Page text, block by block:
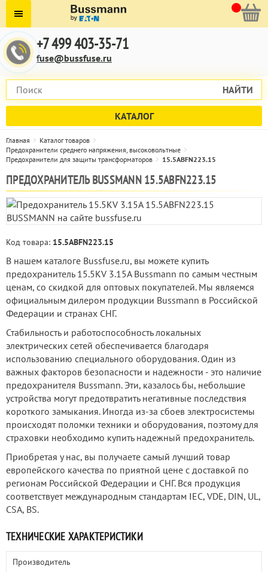
+7 499 403-35-71
fuse@bussfuse.ru
НАЙТИ
КАТАЛОГ
Главная
Каталог товаров
Предохранители среднего напряжения, высоковольтные
Предохранители для защиты трансформаторов
15.5ABFN223.15
ПРЕДОХРАНИТЕЛЬ BUSSMANN 15.5ABFN223.15
Код товара: 15.5ABFN223.15
В нашем каталоге Bussfuse.ru, вы можете купить
предохранитель 15.5KV 3.15A Bussmann по самым честным
ценам, со скидкой для оптовых покупателей. Мы являемся
официальным дилером продукции Bussmann в Российской
Федерации и странах СНГ.
Стабильность и работоспособность локальных
электрических сетей обеспечивается благодаря
использованию специального оборудования. Один из
важных факторов безопасности и надежности - это наличие
предохранителя Bussmann. Эти, казалось бы, небольшие
устройства могут предотвратить негативные последствия
короткого замыкания. Иногда из-за сбоев электросистемы
происходят поломки техники и оборудования, поэтому для
страховки необходимо купить надежный предохранитель.
Приобретая у нас, вы получаете самый лучший товар
европейского качества по приятной цене с доставкой по
регионам Российской Федерации и СНГ. Вся продукция
соответствует международным стандартам IEC, VDE, DIN, UL,
CSA, BS.
ТЕХНИЧЕСКИЕ ХАРАКТЕРИСТИКИ
Производитель